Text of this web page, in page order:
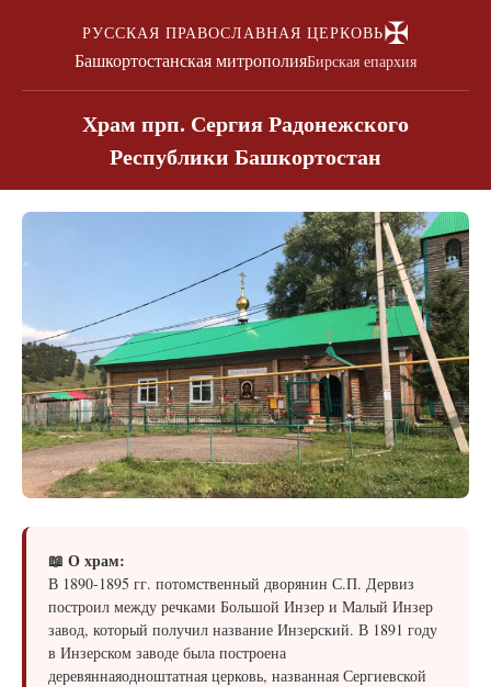
РУССКАЯ ПРАВОСЛАВНАЯ ЦЕРКОВЬ✠
Башкортостанская митрополияБирская епархия
Храм прп. Сергия Радонежского
Республики Башкортостан
📖 О храм:
В 1890-1895 гг. потомственный дворянин С.П. Дервиз
построил между речками Большой Инзер и Малый Инзер
завод, который получил название Инзерский. В 1891 году
в Инзерском заводе была построена
деревяннаяодноштатная церковь, названная Сергиевской